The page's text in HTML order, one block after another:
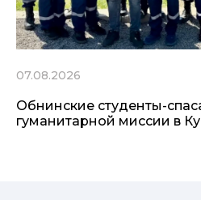
07.08.2026
Обнинские студенты-
гуманитарной миссии в